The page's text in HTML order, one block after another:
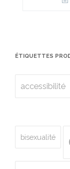
ÉTIQUETTES
accessibilité
bisexualité